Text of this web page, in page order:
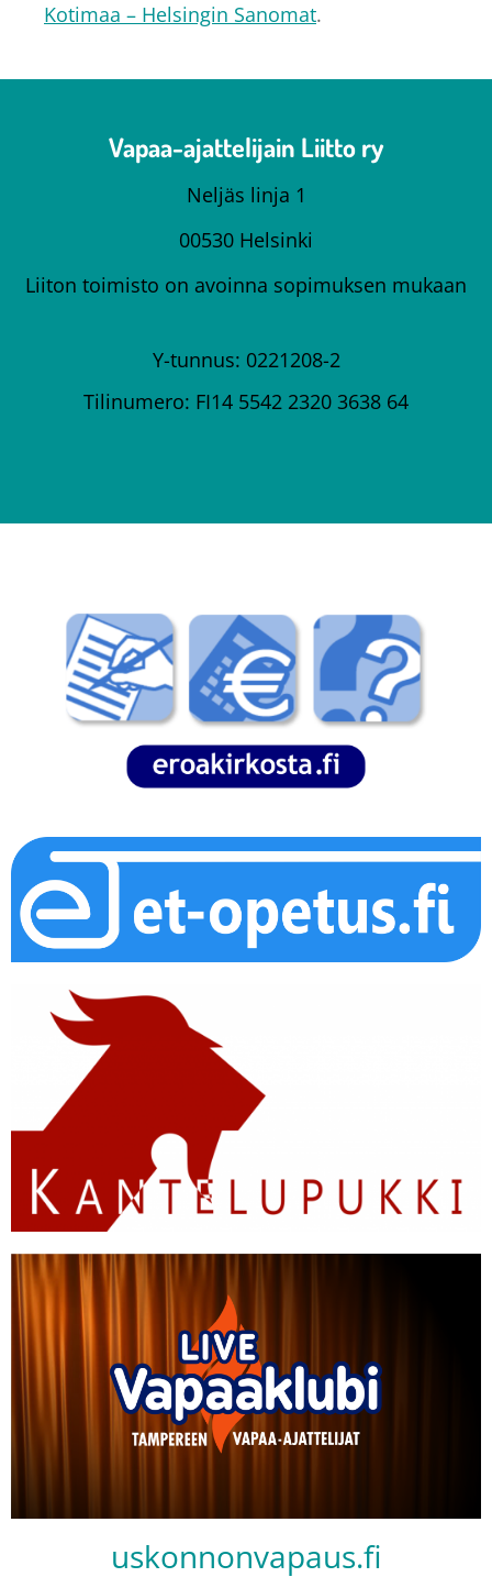
Kotimaa – Helsingin Sanomat.
Vapaa-ajattelijain Liitto ry
Neljäs linja 1
00530 Helsinki
Liiton toimisto on avoinna sopimuksen mukaan
Y-tunnus: 0221208-2
Tilinumero: FI14 5542 2320 3638 64
uskonnonvapaus.fi